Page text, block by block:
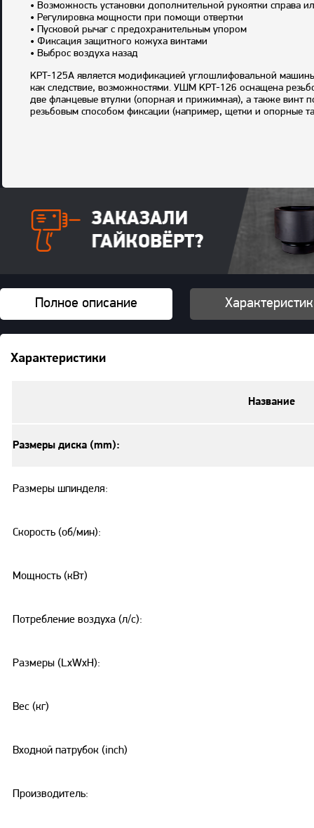
• Возможность установки дополнительной рукоятки справа
• Регулировка мощности при помощи отвертки
• Пусковой рычаг с предохранительным упором
• Фиксация защитного кожуха винтами
• Выброс воздуха назад
KPT-125A является модификацией углошлифовальной
как следствие, возможностями. УШМ KPT-126 оснащена
две фланцевые втулки (опорная и прижимная), а также винт
резьбовым способом фиксации (например, щетки и опорные
Полное описание
Характеристики
Название
Размеры диска (mm):
Размеры шпинделя:
Скорость (об/мин):
Мощность (кВт)
Потребление воздуха (л/с):
Размеры (LxWxH):
Вес (кг)
Входной патрубок (inch)
Производитель: